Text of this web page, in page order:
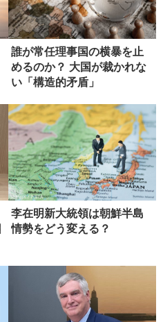
誰が常任理事国の横暴を止
めるのか？ 大国が裁かれな
い「構造的矛盾」
李在明新大統領は朝鮮半島
情勢をどう変える？